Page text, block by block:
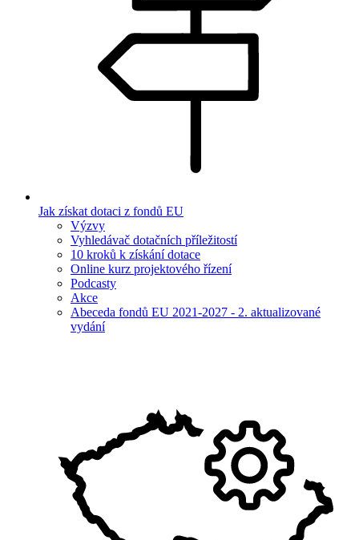
Jak získat dotaci z fondů EU
Výzvy
Vyhledávač dotačních příležitostí
10 kroků k získání dotace
Online kurz projektového řízení
Podcasty
Akce
Abeceda fondů EU 2021-2027 - 2. aktualizované
vydání